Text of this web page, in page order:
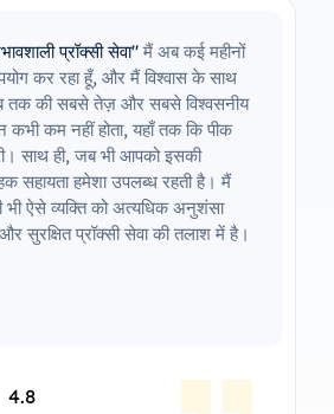
प्रॉक्सी सेवा" मैं अब कई महीनों
कर रहा हूँ, और मैं विश्वास के साथ
तक की सबसे तेज़ और सबसे विश्वसनीय
कभी कम नहीं होता, यहाँ तक कि पीक
साथ ही, जब भी आपको इसकी
सहायता हमेशा उपलब्ध रहती है। मैं
ऐसे व्यक्ति को अत्यधिक अनुशंसा
सुरक्षित प्रॉक्सी सेवा की तलाश में है।
4.8